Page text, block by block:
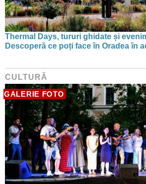
Thermal Days, tururi ghidate și
Descoperă ce poți face în Oradea în
CULTURĂ
GALERIE FOTO